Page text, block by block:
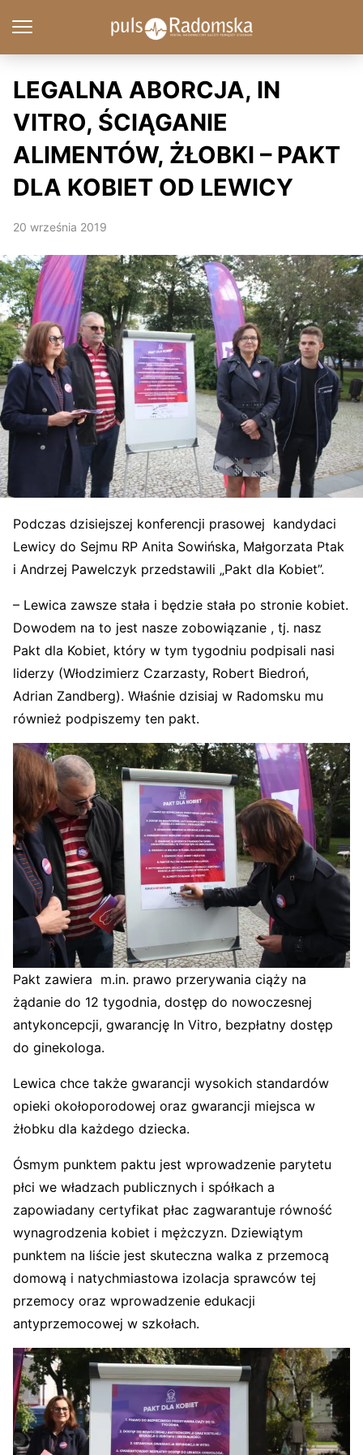
LEGALNA ABORCJA, IN
VITRO, ŚCIĄGANIE
ALIMENTÓW, ŻŁOBKI – PAKT
DLA KOBIET OD LEWICY
20 września 2019
Podczas dzisiejszej konferencji prasowej kandydaci
Lewicy do Sejmu RP Anita Sowińska, Małgorzata Ptak
i Andrzej Pawelczyk przedstawili „Pakt dla Kobiet”.
– Lewica zawsze stała i będzie stała po stronie kobiet.
Dowodem na to jest nasze zobowiązanie , tj. nasz
Pakt dla Kobiet, który w tym tygodniu podpisali nasi
liderzy (Włodzimierz Czarzasty, Robert Biedroń,
Adrian Zandberg). Właśnie dzisiaj w Radomsku mu
również podpiszemy ten pakt.
Pakt zawiera m.in. prawo przerywania ciąży na
żądanie do 12 tygodnia, dostęp do nowoczesnej
antykoncepcji, gwarancję In Vitro, bezpłatny dostęp
do ginekologa.
Lewica chce także gwarancji wysokich standardów
opieki okołoporodowej oraz gwarancji miejsca w
żłobku dla każdego dziecka.
Ósmym punktem paktu jest wprowadzenie parytetu
płci we władzach publicznych i spółkach a
zapowiadany certyfikat płac zagwarantuje równość
wynagrodzenia kobiet i mężczyzn. Dziewiątym
punktem na liście jest skuteczna walka z przemocą
domową i natychmiastowa izolacja sprawców tej
przemocy oraz wprowadzenie edukacji
antyprzemocowej w szkołach.